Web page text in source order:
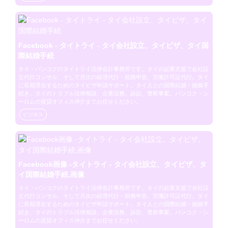
Facebook - タイトライ - タイ会社設立、タイビザ、タイ国
際結婚手続
タイ・バンコクのタイトライ法律会計事務所です。タイの起業支援で会社設
立代行コンサル、そして月次の経理代行・税務申告、労働許可証代行。タイ
に長期滞在するためのタイビザ申請サポート。タイ人との国際結婚・婚姻手
続き。タイのトラブル法律相談、企業法務、訴訟、警察事案。バンコク・シ
ーロムの賃貸オフィス仲介までお任せください。
ビジネス
Facebook画像 -タイトライ - タイ会社設立、タイビザ、タ
イ国際結婚手続,画像
タイ・バンコクのタイトライ法律会計事務所です。タイの起業支援で会社設
立代行コンサル、そして月次の経理代行・税務申告、労働許可証代行。タイ
に長期滞在するためのタイビザ申請サポート。タイ人との国際結婚・婚姻手
続き。タイのトラブル法律相談、企業法務、訴訟、警察事案。バンコク・シ
ーロムの賃貸オフィス仲介までお任せください。